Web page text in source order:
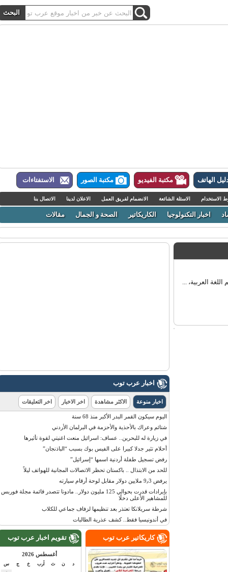
الهاتف مكتبة الفيديو مكتبة الصور الاستفتاءات
الاسئلة الشائعة الانضمام لفريق العمل الاعلان لدينا الاتصال بنا
اخبار التكنولوجيا الكاريكاتير الصحة و الجمال مقالات
العربية، ...
اخبار عرب توب
اخبار منوعة الاكثر مشاهدة اخر الاخبار اخر التعليقات
اليوم سيكون القمر البدر الأكبر منذ 68 سنة
شتائم وعراك بالأحذية والأحزمة في البرلمان الأردني
في زيارة له للبحرين.. عساف: اسرائيل منعت اغنيتي لقوة تأثيرها
أحلام تثير جدلا كبيرا على الفيس بوك بسبب “الباذنجان”
رفض تسجيل طفلة أردنية اسمها “إسرائيل”
للحد من الابتذال .. باكستان تحظر الاتصالات المجانية للهواتف ليلاً
يرفض 9٫3 ملايين دولار مقابل لوحة أرقام سيارته
بإيرادات قدرت بحوالي 125 مليون دولار.. مادونا تتصدر قائمة مجلة فوربس
للمشاهير الأعلى دخلًا
شرطة سريلانكا تعتذر بعد تنظيمها لزفاف جماعي للكلاب
في أندونيسيا فقط.. كشف عذرية الطالبات
تقويم اخبار عرب توب
أغسطس 2026
أرب س
كاريكاتير عرب توب